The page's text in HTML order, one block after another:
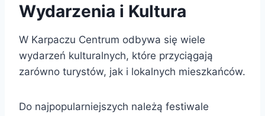
Wydarzenia i Kultura
W Karpaczu Centrum odbywa się wiele
wydarzeń kulturalnych, które przyciągają
zarówno turystów, jak i lokalnych mieszkańców.
Do najpopularniejszych należą festiwale